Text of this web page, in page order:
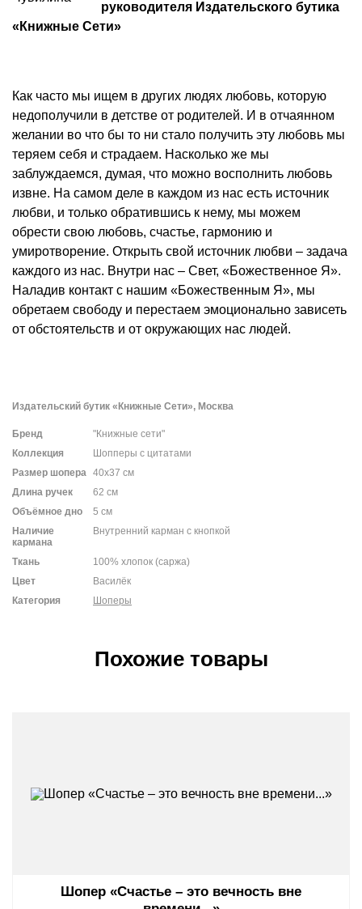
руководителя Издательского бутика
«Книжные Сети»
Как часто мы ищем в других людях любовь, которую
недополучили в детстве от родителей. И в отчаянном
желании во что бы то ни стало получить эту любовь мы
теряем себя и страдаем. Насколько же мы
заблуждаемся, думая, что можно восполнить любовь
извне. На самом деле в каждом из нас есть источник
любви, и только обратившись к нему, мы можем
обрести свою любовь, счастье, гармонию и
умиротворение. Открыть свой источник любви – задача
каждого из нас. Внутри нас – Свет, «Божественное Я».
Наладив контакт с нашим «Божественным Я», мы
обретаем свободу и перестаем эмоционально зависеть
от обстоятельств и от окружающих нас людей.
Издательский бутик «Книжные Сети», Москва
Бренд
"Книжные сети"
Коллекция
Шопперы с цитатами
Размер шопера 40х37 см
Длина ручек
62 см
Объёмное дно
5 см
Наличие
кармана
Внутренний карман с кнопкой
Ткань
100% хлопок (саржа)
Цвет
Василёк
Категория
Шоперы
Похожие товары
Шопер «Счастье – это вечность вне